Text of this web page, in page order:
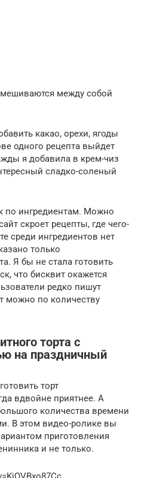
между собой
какао, орехи, ягоды
одного рецепта выйдет
я добавила в крем-чиз
сладко-соленый
по ингредиентам. Можно
скроет рецепты, где чего-
среди ингредиентов нет
только
Я бы не стала готовить
что бисквит окажется
редко пишут
можно по количеству
торта с
на праздничный
торт
вдвойне приятнее. А
количества времени
В этом видео-ролике вы
приготовления
и не только.